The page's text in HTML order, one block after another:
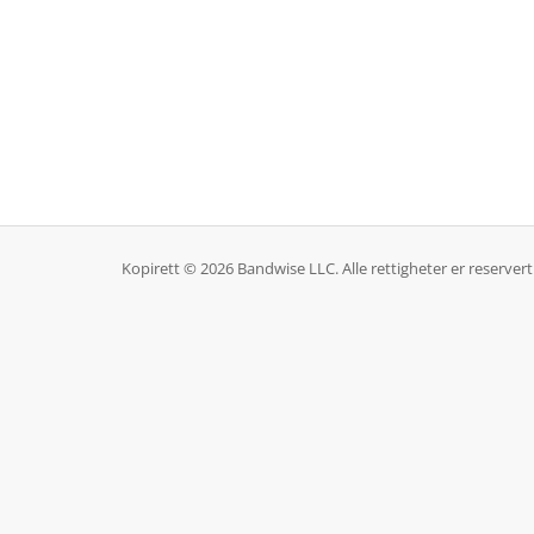
Kopirett © 2026 Bandwise LLC. Alle rettigheter er